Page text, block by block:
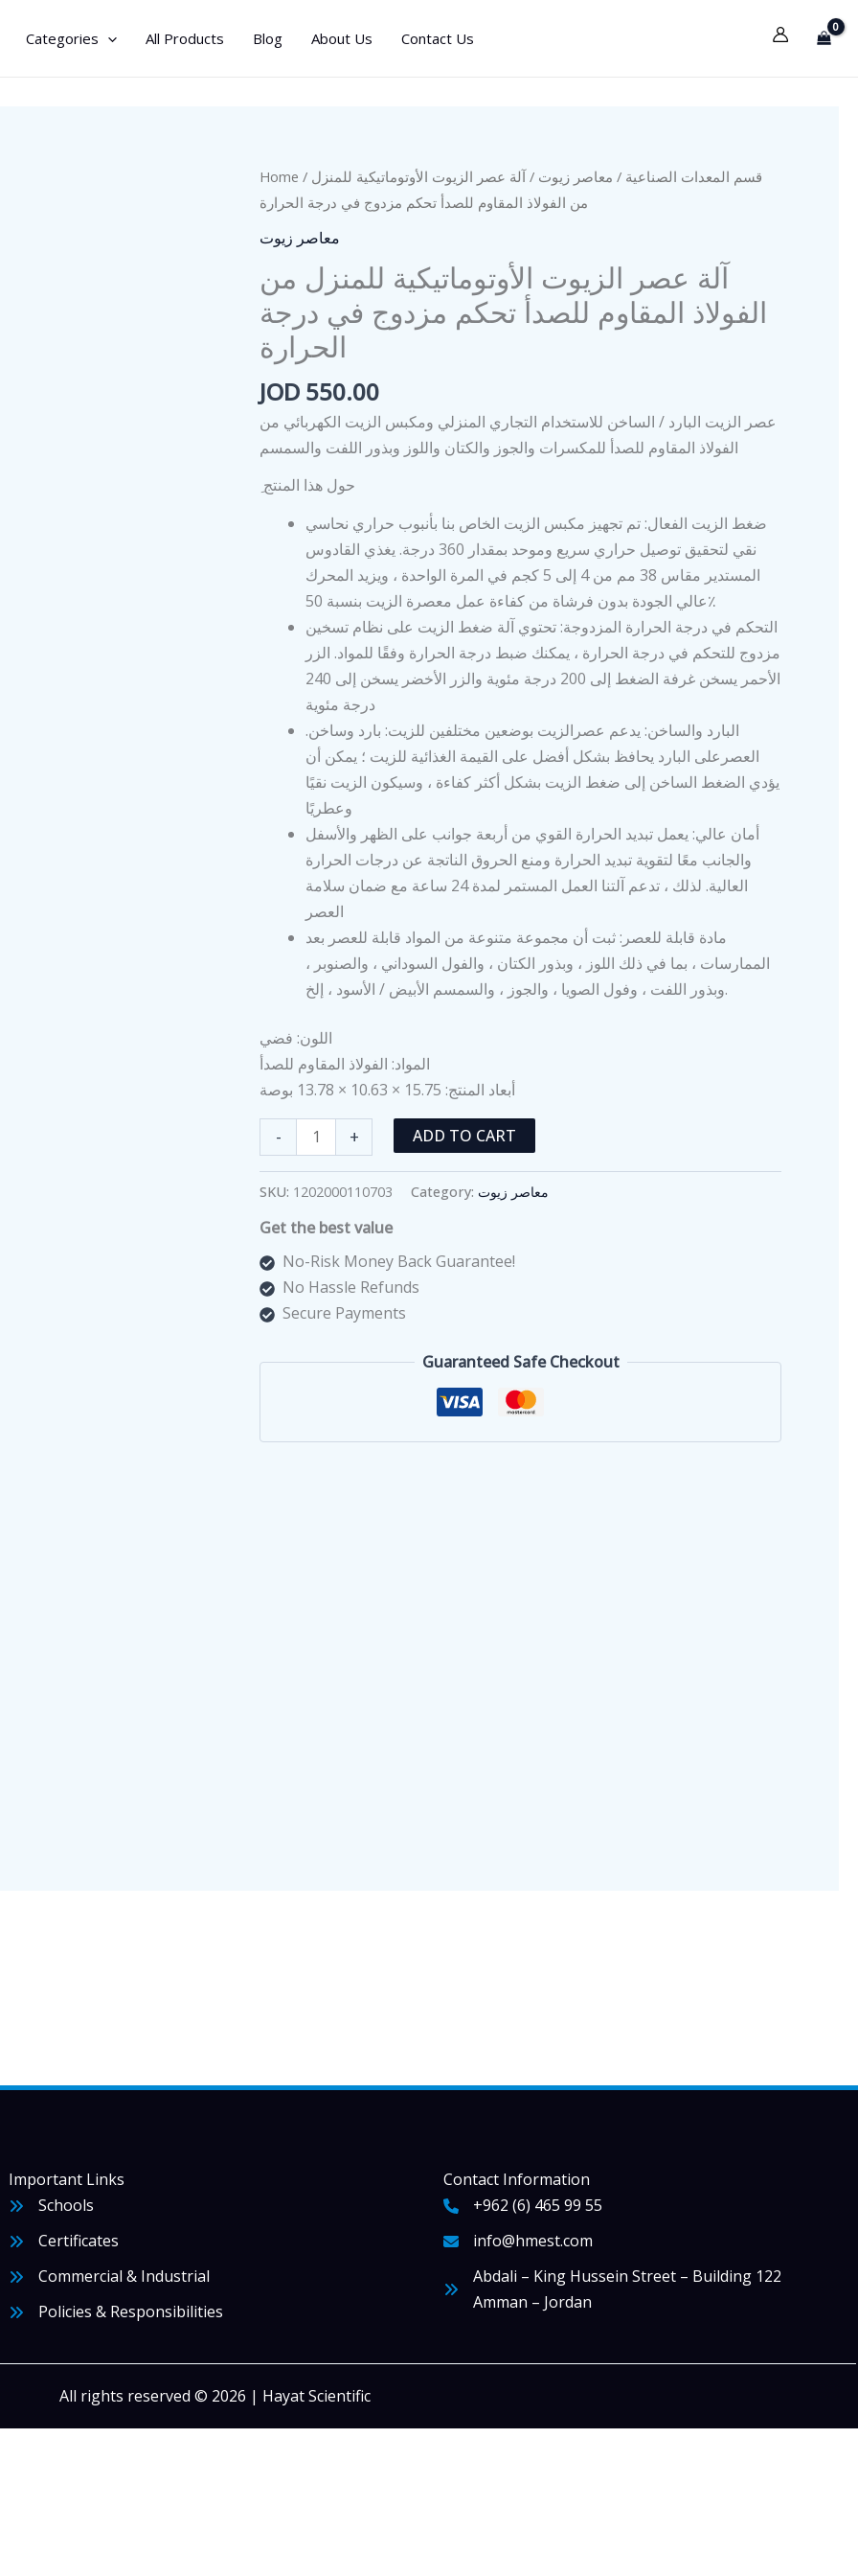
Categories All Products Blog About Us Contact Us
Home / قسم المعدات الصناعية / معاصر زيوت / آلة عصر الزيوت الأوتوماتيكية للمنزل
من الفولاذ المقاوم للصدأ تحكم مزدوج في درجة الحرارة
معاصر زيوت
آلة عصر الزيوت الأوتوماتيكية للمنزل من
الفولاذ المقاوم للصدأ تحكم مزدوج في درجة
الحرارة
JOD 550.00
عصر الزيت البارد / الساخن للاستخدام التجاري المنزلي ومكبس الزيت الكهربائي من
الفولاذ المقاوم للصدأ للمكسرات والجوز والكتان واللوز وبذور اللفت والسمسم
ِ حول هذا المنتج
ضغط الزيت الفعال: تم تجهيز مكبس الزيت الخاص بنا بأنبوب حراري نحاسي
نقي لتحقيق توصيل حراري سريع وموحد بمقدار 360 درجة. يغذي القادوس
المستدير مقاس 38 مم من 4 إلى 5 كجم في المرة الواحدة ، ويزيد المحرك
عالي الجودة بدون فرشاة من كفاءة عمل معصرة الزيت بنسبة 50٪
التحكم في درجة الحرارة المزدوجة: تحتوي آلة ضغط الزيت على نظام تسخين
مزدوج للتحكم في درجة الحرارة ، يمكنك ضبط درجة الحرارة وفقًا للمواد. الزر
الأحمر يسخن غرفة الضغط إلى 200 درجة مئوية والزر الأخضر يسخن إلى 240
درجة مئوية
البارد والساخن: يدعم عصرالزيت بوضعين مختلفين للزيت: بارد وساخن.
العصرعلى البارد يحافظ بشكل أفضل على القيمة الغذائية للزيت ؛ يمكن أن
يؤدي الضغط الساخن إلى ضغط الزيت بشكل أكثر كفاءة ، وسيكون الزيت نقيًا
وعطريًا
أمان عالي: يعمل تبديد الحرارة القوي من أربعة جوانب على الظهر والأسفل
والجانب معًا لتقوية تبديد الحرارة ومنع الحروق الناتجة عن درجات الحرارة
العالية. لذلك ، تدعم آلتنا العمل المستمر لمدة 24 ساعة مع ضمان سلامة
العصر
مادة قابلة للعصر: ثبت أن مجموعة متنوعة من المواد قابلة للعصر بعد
الممارسات ، بما في ذلك اللوز ، وبذور الكتان ، والفول السوداني ، والصنوبر ،
وبذور اللفت ، وفول الصويا ، والجوز ، والسمسم الأبيض / الأسود ، إلخ.
اللون: فضي
المواد: الفولاذ المقاوم للصدأ
أبعاد المنتج: 15.75 × 10.63 × 13.78 بوصة
-
عصر
للمنزل
من
الفولاذ
المقاوم
تحكم
درجة
+ ADD TO CART
SKU: 1202000110703 Category: معاصر زيوت
Get the best value
No-Risk Money Back Guarantee!
No Hassle Refunds
Secure Payments
Guaranteed Safe Checkout
Important Links
Schools
Certificates
Commercial & Industrial
Policies & Responsibilities
Contact Information
+962 (6) 465 99 55
info@hmest.com
Abdali – King Hussein Street – Building 122
Amman – Jordan
All rights reserved © 2026 | Hayat Scientific